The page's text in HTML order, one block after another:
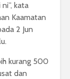
kata
Kaamatan
2 Jun
kurang 500
dan